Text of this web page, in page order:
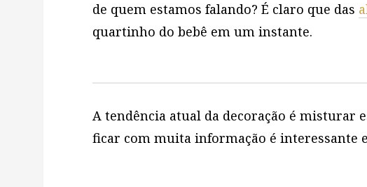
de quem estamos falando? É claro que das
quartinho do bebê em um instante.
A tendência atual da decoração é misturar
ficar com muita informação é interessante